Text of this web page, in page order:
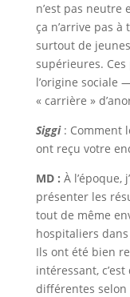
n’est pas neutre
ça n’arrive pas
surtout de
supérieures.
l’origine sociale
« carrière »
Siggi: Comment
ont reçu votre
MD : À l’époque,
présenter les
tout de même
hospitaliers
Ils ont été bien
intéressant,
différentes selon